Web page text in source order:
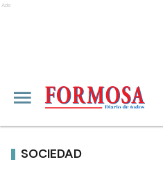
Ads
SOCIEDAD